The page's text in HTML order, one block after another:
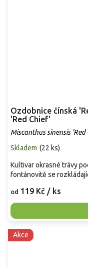
Ozdobnice čínská
'Red Chief'
Miscanthus sinensis 'Red
Skladem (22 ks)
od 119 Kč / ks
Kultivar okrasné trávy
fontánovitě se
Akce